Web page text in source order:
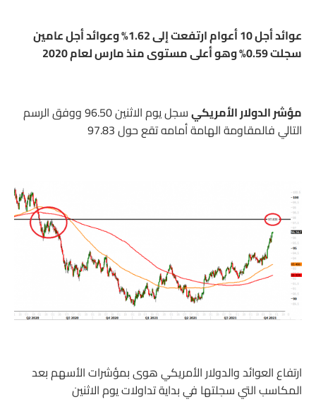
عوائد أجل 10 أعوام ارتفعت إلى 1.62% وعوائد أجل عامين
سجلت 0.59% وهو أعلى مستوى منذ مارس لعام 2020
مؤشر الدولار الأمريكي
سجل يوم الاثنين 96.50 ووفق الرسم
التالي فالمقاومة الهامة أمامه تقع حول 97.83
ارتفاع العوائد والدولار الأمريكي هوى بمؤشرات الأسهم بعد
المكاسب التي سجلتها في بداية تداولات يوم الاثنين